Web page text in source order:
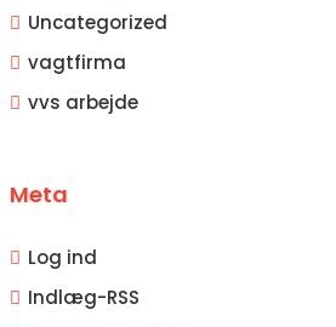
Uncategorized
vagtfirma
vvs arbejde
Meta
Log ind
Indlæg-RSS